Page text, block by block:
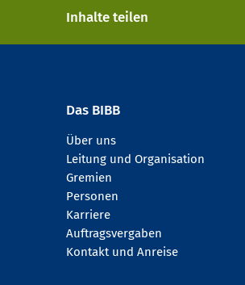
Inhalte teilen
Das BIBB
Über uns
Leitung und Organisation
Gremien
Personen
Karriere
Auftragsvergaben
Kontakt und Anreise